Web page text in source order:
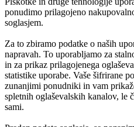
ponudimo prilagojeno
soglasjem.
Za to zbiramo podatke o naših
napravah. To uporabljamo za
in za prikaz prilagojenega
statistike uporabe. Vaše šifrirane
zunanjimi ponudniki in vam
spletnih oglaševalskih kanalov, le
sami.